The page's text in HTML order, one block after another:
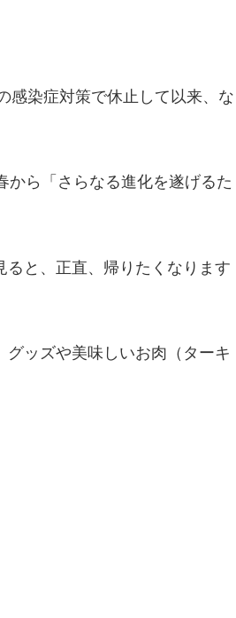
感染症対策で休止して以来、な
から「さらなる進化を遂げるた
と、正直、帰りたくなります
ッズや美味しいお肉（ターキ